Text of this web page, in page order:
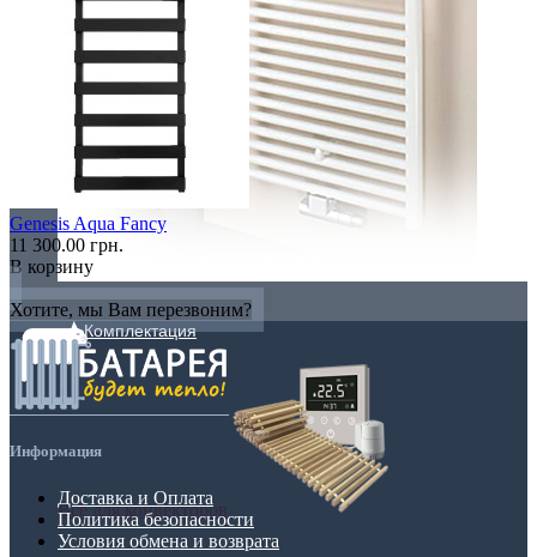
Комплектация
Все для конвекторов
Genesis Aqua Fancy
11 300.00 грн.
В корзину
Хотите, мы Вам перезвоним?
Информация
Доставка и Оплата
Политика безопасности
Условия обмена и возврата